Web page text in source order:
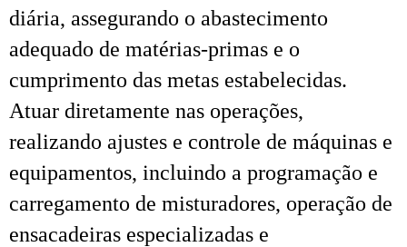
diária, assegurando o abastecimento
adequado de matérias-primas e o
cumprimento das metas estabelecidas.
Atuar diretamente nas operações,
realizando ajustes e controle de máquinas e
equipamentos, incluindo a programação e
carregamento de misturadores, operação de
ensacadeiras especializadas e